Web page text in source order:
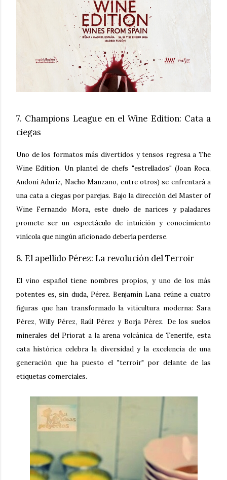
7. Champions League en el Wine Edition: Cata a
ciegas
Uno de los formatos más divertidos y tensos regresa a The
Wine Edition. Un plantel de chefs "estrellados" (Joan Roca,
Andoni Aduriz, Nacho Manzano, entre otros) se enfrentará a
una cata a ciegas por parejas. Bajo la dirección del Master of
Wine Fernando Mora, este duelo de narices y paladares
promete ser un espectáculo de intuición y conocimiento
vinícola que ningún aficionado debería perderse.
8. El apellido Pérez: La revolución del Terroir
El vino español tiene nombres propios, y uno de los más
potentes es, sin duda, Pérez. Benjamín Lana reúne a cuatro
figuras que han transformado la viticultura moderna: Sara
Pérez, Willy Pérez, Raúl Pérez y Borja Pérez. De los suelos
minerales del Priorat a la arena volcánica de Tenerife, esta
cata histórica celebra la diversidad y la excelencia de una
generación que ha puesto el "terroir" por delante de las
etiquetas comerciales.